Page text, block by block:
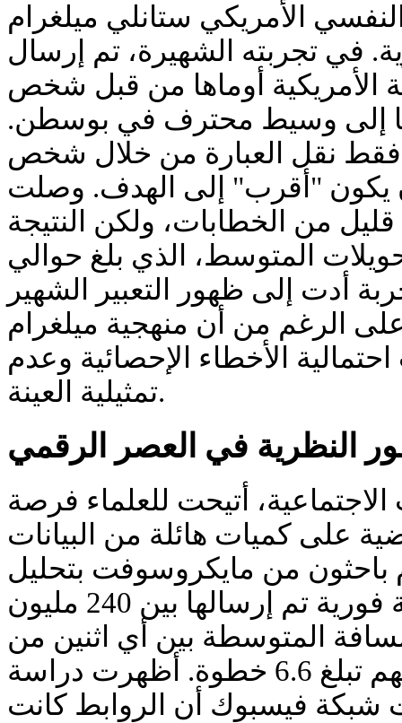
العالم النفسي الأمريكي ستانلي ميلغرام
في تجربته الشهيرة، تم إرسال
الأمريكية أوماها من قبل شخص
إلى وسيط محترف في بوسطن.
فقط نقل العبارة من خلال شخص
يكون "أقرب" إلى الهدف. وصلت
قليل من الخطابات، ولكن النتيجة
المتوسط، الذي بلغ حوالي
أدت إلى ظهور التعبير الشهير
الرغم من أن منهجية ميلغرام
الأخطاء الإحصائية وعدم
تمثيلية العينة.
النظرية في العصر الرقمي
أتيحت للعلماء فرصة
على كميات هائلة من البيانات
في عام 2008، قام باحثون من مايكروسوفت بتحليل
أكثر من 250 مليار رسالة فورية تم إرسالها بين 240 مليون
المتوسطة بين أي اثنين من
المستخدمين في خدمتهم تبلغ 6.6 خطوة. أظهرت دراسة
شبكة فيسبوك أن الروابط كانت